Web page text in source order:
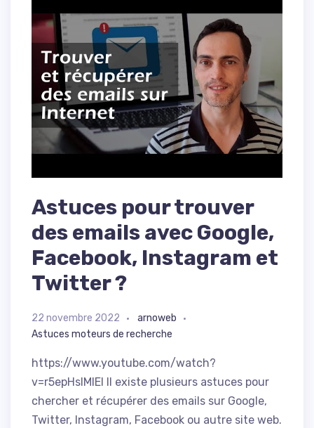
Astuces pour trouver
des emails avec Google,
Facebook, Instagram et
Twitter ?
22 novembre 2022
arnoweb
Astuces moteurs de recherche
https://www.youtube.com/watch?
v=r5epHsIMIEI Il existe plusieurs astuces pour
chercher et récupérer des emails sur Google,
Twitter, Instagram, Facebook ou autre site web.